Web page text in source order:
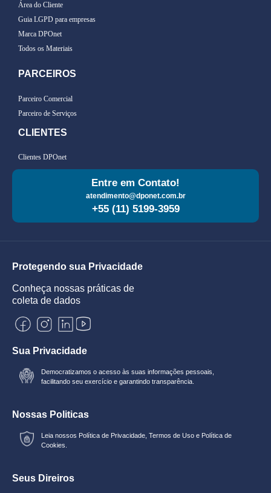
Área do Cliente
Guia LGPD para empresas
Marca DPOnet
Todos os Materiais
PARCEIROS
Parceiro Comercial
Parceiro de Serviços
CLIENTES
Clientes DPOnet
Entre em Contato!
atendimento@dponet.com.br
+55 (11) 5199-3959
Protegendo sua Privacidade
Conheça nossas práticas de
coleta de dados
Sua Privacidade
Democratizamos o acesso às suas informações pessoais,
facilitando seu exercício e garantindo transparência.
Nossas Politicas
Leia nossos Política de Privacidade ,Termos de Uso e Política de
Cookies.
Seus Direiros